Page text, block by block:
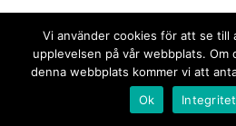
Vi använder cookies för att se till
upplevelsen på vår webbplats.
denna webbplats kommer vi att
Ok